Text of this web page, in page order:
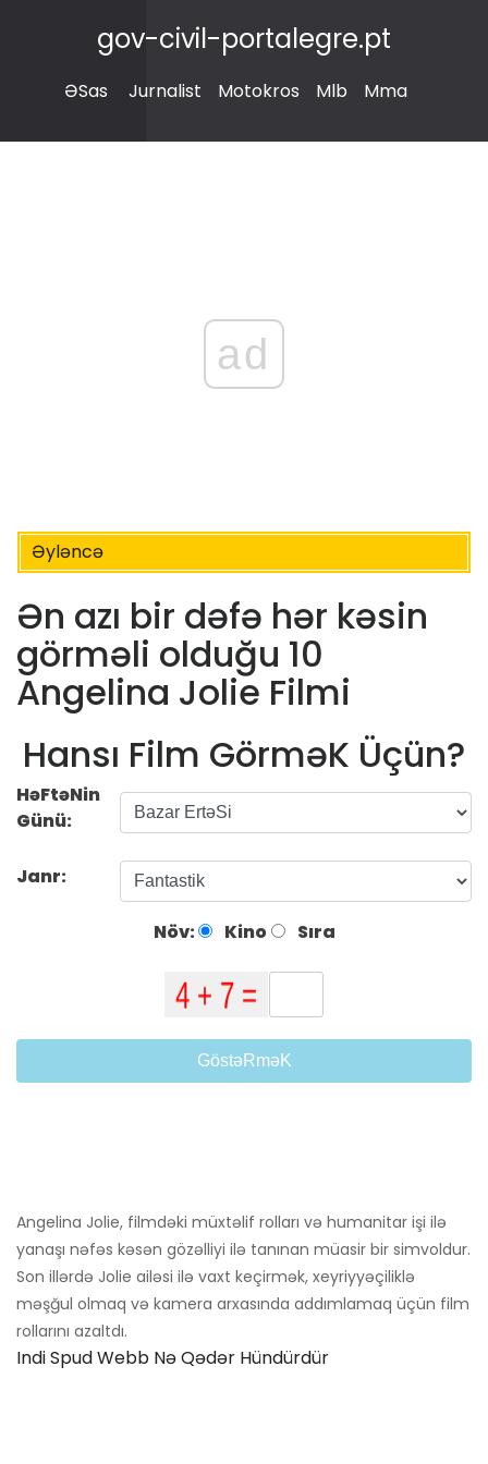
gov-civil-portalegre.pt
ƏSas Jurnalist Motokros Mlb Mma
ad
Əyləncə
Ən azı bir dəfə hər kəsin
görməli olduğu 10
Angelina Jolie Filmi
Hansı Film GörməK Üçün?
HəFtəNin
Günü:
Janr:
Növ: Kino Sıra
GöstəRməK
Angelina Jolie, filmdəki müxtəlif rolları və humanitar işi ilə
yanaşı nəfəs kəsən gözəlliyi ilə tanınan müasir bir simvoldur.
Son illərdə Jolie ailəsi ilə vaxt keçirmək, xeyriyyəçiliklə
məşğul olmaq və kamera arxasında addımlamaq üçün film
rollarını azaltdı.
Indi Spud Webb Nə Qədər Hündürdür